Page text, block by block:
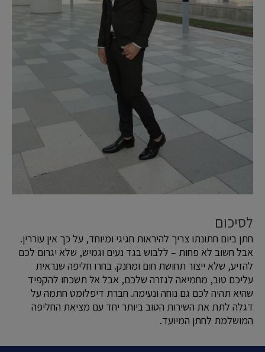
לסיכום
חתן ביום חתונתו צריך להיראות חגיגי ומיוחד, על כך אין עוררין.
אבל חשוב לא פחות – ללבוש בגד נעים וגמיש, שלא יגרום לכם
להזיע, שלא ייצור תחושת חום ומחנק. בחרו חליפה שנראית
עליכם טוב, מחמיאה לגזרה שלכם, אבל אל תשכחו להקפיד
שהיא תהיה לכם גם נוחה ונעימה. חברת דיפלומט חתמה על
דגלה לתת את השירות הטוב ביותר יחד עם מציאת החליפה
המושלמת לחתן המיועד.